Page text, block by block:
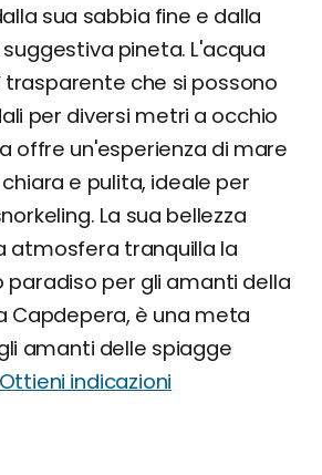
sua sabbia fine e dalla
pineta. L'acqua
che si possono
per diversi metri a occhio
offre un'esperienza di mare
e pulita, ideale per
La sua bellezza
atmosfera tranquilla la
paradiso per gli amanti della
Capdepera, è una meta
amanti delle spiagge
Ottieni indicazioni